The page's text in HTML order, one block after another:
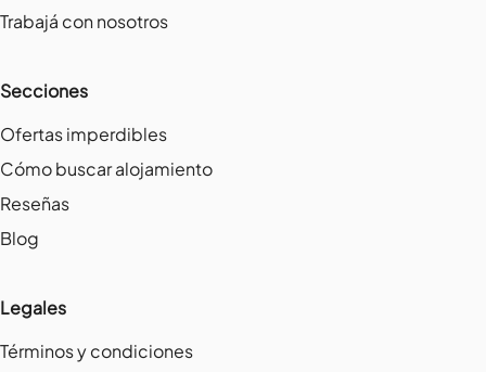
Trabajá con nosotros
Secciones
Ofertas imperdibles
Cómo buscar alojamiento
Reseñas
Blog
Legales
Términos y condiciones